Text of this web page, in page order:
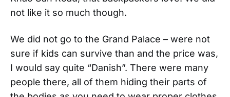
not like it so much though.
We did not go to the Grand Palace – were not
sure if kids can survive than and the price was,
I would say quite “Danish”. There were many
people there, all of them hiding their parts of